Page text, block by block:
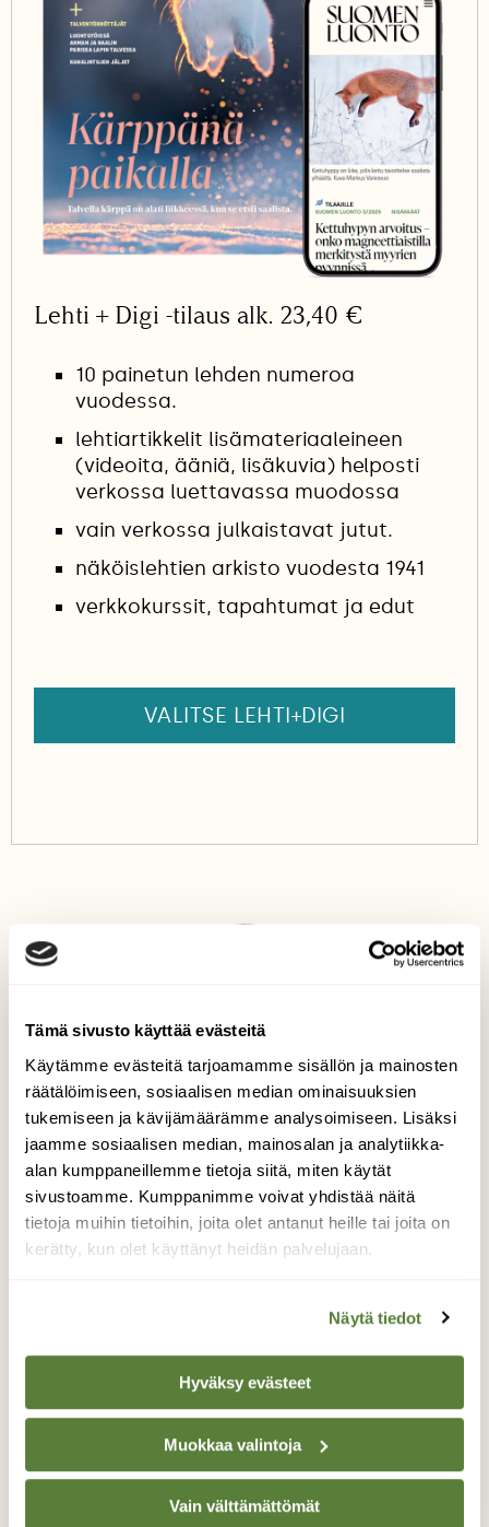
Tämä sivusto käyttää evästeitä
Käytämme evästeitä tarjoamamme sisällön ja mainosten
räätälöimiseen, sosiaalisen median ominaisuuksien
tukemiseen ja kävijämäärämme analysoimiseen. Lisäksi
jaamme sosiaalisen median, mainosalan ja analytiikka-
alan kumppaneillemme tietoja siitä, miten käytät
sivustoamme. Kumppanimme voivat yhdistää näitä
tietoja muihin tietoihin, joita olet antanut heille tai joita on
kerätty, kun olet käyttänyt heidän palvelujaan.
Näytä tiedot
Hyväksy evästeet
Muokkaa valintoja
Vain välttämättömät
Lehti + Digi -tilaus alk. 23,40 €
10 painetun lehden numeroa
vuodessa.
lehtiartikkelit lisämateriaaleineen
(videoita, ääniä, lisäkuvia) helposti
verkossa luettavassa muodossa
vain verkossa julkaistavat jutut.
näköislehtien arkisto vuodesta 1941
verkkokurssit, tapahtumat ja edut
VALITSE LEHTI+DIGI
Teksti
Pentti Linkola
Pentti Linkola (1932–2020) oli suomalainen maasto-
ornitologi, kirjailija ja luonnonsuojelija.
JALOHAUKKA
LINKOLAN KLASSIKOT
Tilaa Suomen Luonto
Tue ajankohtaista ja asiantuntevaa